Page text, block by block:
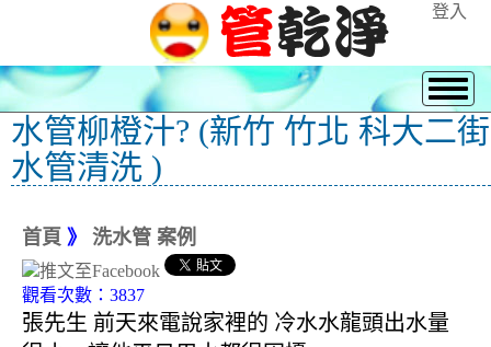
登入
水管柳橙汁? (新竹 竹北 科大二街
水管清洗 )
首頁 》 洗水管 案例
觀看次數：3837
張先生 前天來電說家裡的 冷水水龍頭出水量